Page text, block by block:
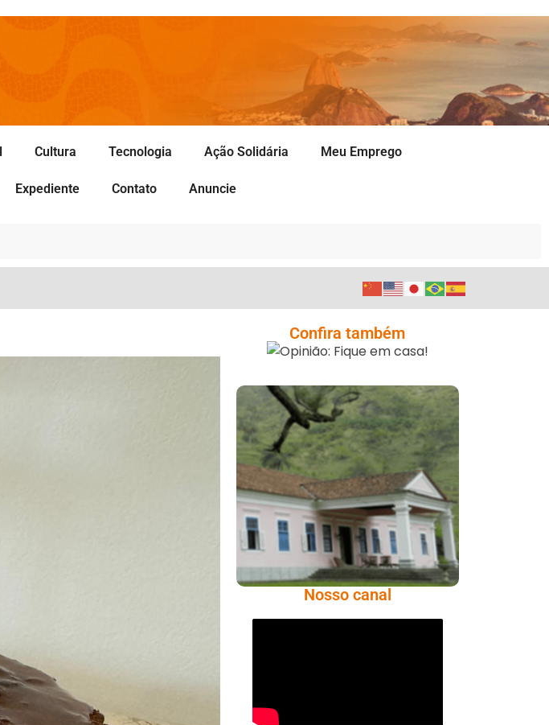
Cultura Tecnologia Ação Solidária Meu Emprego
Expediente Contato Anuncie
Confira também
Opinião: Fique Em
Casa!
Serra: Fazenda
Santa Cecília – Um
Legado Histórico
Repleto De Beleza
Nosso canal